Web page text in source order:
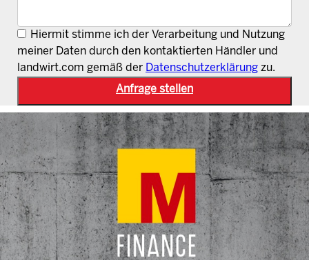
Hiermit stimme ich der Verarbeitung und Nutzung
meiner Daten durch den kontaktierten Händler und
landwirt.com gemäß der Datenschutzerklärung zu.